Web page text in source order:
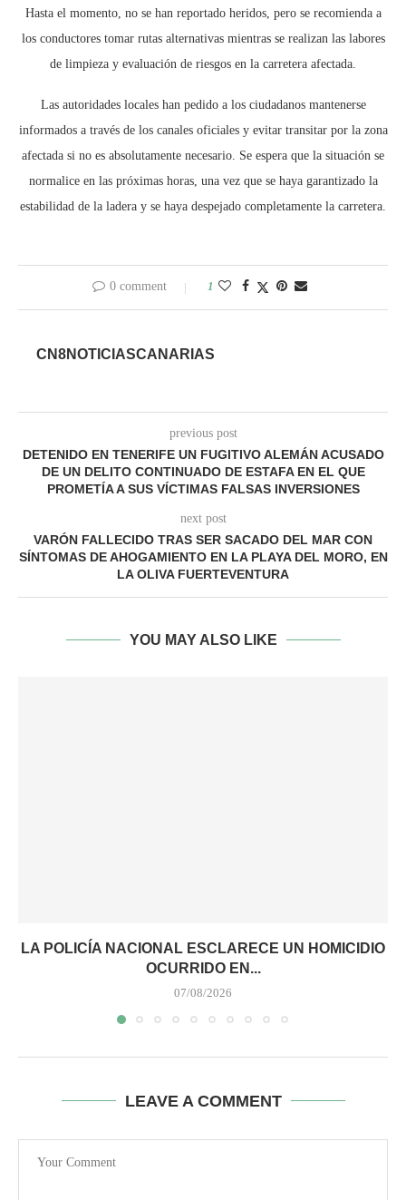
Hasta el momento, no se han reportado heridos, pero se recomienda a
los conductores tomar rutas alternativas mientras se realizan las labores
de limpieza y evaluación de riesgos en la carretera afectada.
Las autoridades locales han pedido a los ciudadanos mantenerse
informados a través de los canales oficiales y evitar transitar por la zona
afectada si no es absolutamente necesario. Se espera que la situación se
normalice en las próximas horas, una vez que se haya garantizado la
estabilidad de la ladera y se haya despejado completamente la carretera.
0 comment 1
CN8NOTICIASCANARIAS
previous post
DETENIDO EN TENERIFE UN FUGITIVO ALEMÁN ACUSADO
DE UN DELITO CONTINUADO DE ESTAFA EN EL QUE
PROMETÍA A SUS VÍCTIMAS FALSAS INVERSIONES
next post
VARÓN FALLECIDO TRAS SER SACADO DEL MAR CON
SÍNTOMAS DE AHOGAMIENTO EN LA PLAYA DEL MORO, EN
LA OLIVA FUERTEVENTURA
YOU MAY ALSO LIKE
LA POLICÍA NACIONAL ESCLARECE UN HOMICIDIO
OCURRIDO EN...
07/08/2026
LEAVE A COMMENT